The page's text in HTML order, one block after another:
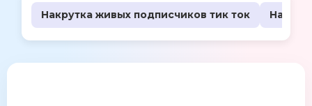
Накрутка живых подписчиков тик ток